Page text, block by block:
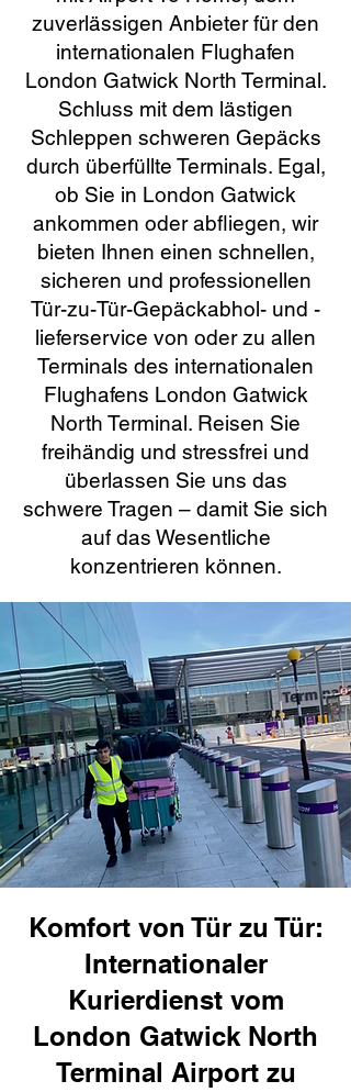
zuverlässigen Anbieter für den
internationalen Flughafen
London Gatwick North Terminal.
Schluss mit dem lästigen
Schleppen schweren Gepäcks
durch überfüllte Terminals. Egal,
ob Sie in London Gatwick
ankommen oder abfliegen, wir
bieten Ihnen einen schnellen,
sicheren und professionellen
Tür-zu-Tür-Gepäckabhol- und -
lieferservice von oder zu allen
Terminals des internationalen
Flughafens London Gatwick
North Terminal. Reisen Sie
freihändig und stressfrei und
überlassen Sie uns das
schwere Tragen – damit Sie sich
auf das Wesentliche
konzentrieren können.
Komfort von Tür zu Tür:
Internationaler
Kurierdienst vom
London Gatwick North
Terminal Airport zu